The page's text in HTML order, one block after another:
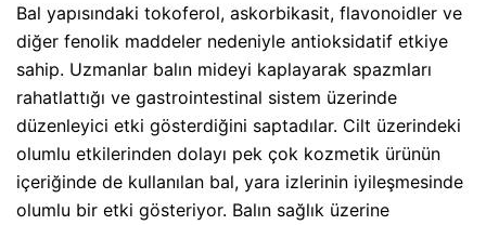
Bal yapısındaki tokoferol, askorbikasit, flavonoidler ve
diğer fenolik maddeler nedeniyle antioksidatif etkiye
sahip. Uzmanlar balın mideyi kaplayarak spazmları
rahatlattığı ve gastrointestinal sistem üzerinde
düzenleyici etki gösterdiğini saptadılar. Cilt üzerindeki
olumlu etkilerinden dolayı pek çok kozmetik ürünün
içeriğinde de kullanılan bal, yara izlerinin iyileşmesinde
olumlu bir etki gösteriyor. Balın sağlık üzerine